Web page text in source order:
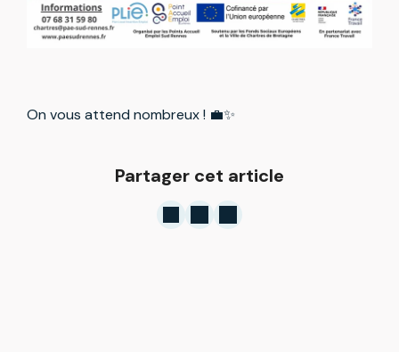
On vous attend nombreux ! 💼✨
Partager cet article